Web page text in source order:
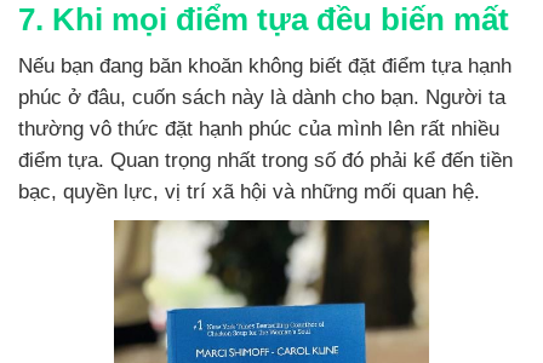
7. Khi mọi điểm tựa đều biến mất
Nếu bạn đang băn khoăn không biết đặt điểm tựa hạnh
phúc ở đâu, cuốn sách này là dành cho bạn. Người ta
thường vô thức đặt hạnh phúc của mình lên rất nhiều
điểm tựa. Quan trọng nhất trong số đó phải kể đến tiền
bạc, quyền lực, vị trí xã hội và những mối quan hệ.